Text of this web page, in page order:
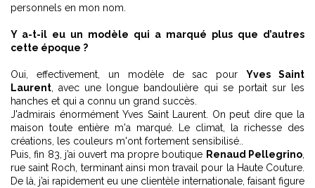
personnels en mon nom.
Y a-t-il eu un modèle qui a marqué plus que d’autres
cette époque ?
Oui, effectivement, un modèle de sac pourYves Saint
Laurent , avec une longue bandoulière qui se portait sur les
hanches et qui a connu un grand succès.
J'admirais énormément Yves Saint Laurent. On peut dire que la
maison toute entière m'a marqué. Le climat, la richesse des
créations, les couleurs m'ont fortement sensibilisé..
Puis, fin 83, j’ai ouvert ma propre boutique Renaud Pellegrino
rue saint Roch, terminant ainsi mon travail pour la Haute Couture.
De là, j’ai rapidement eu une clientèle internationale, faisant figure